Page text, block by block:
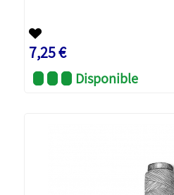
7,25 €
Disponible